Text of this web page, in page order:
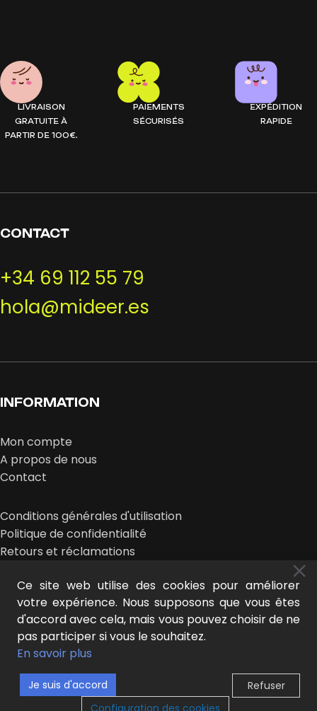
LIVRAISON
GRATUITE À
PARTIR DE 100€.
PAIEMENTS
SÉCURISÉS
EXPÉDITION
RAPIDE
CONTACT
+34 69 112 55 79
hola@mideer.es
INFORMATION
Mon compte
A propos de nous
Contact
Conditions générales d'utilisation
Politique de confidentialité
Retours et réclamations
MIDEER © 2026 | conception :LE NOUVEAU LOOK
Ce site web utilise des cookies pour améliorer
votre expérience. Nous supposons que vous êtes
d'accord avec cela, mais vous pouvez choisir de ne
pas participer si vous le souhaitez.
En savoir plus
Je suis d'accord
Refuser
Configuration des cookies
0